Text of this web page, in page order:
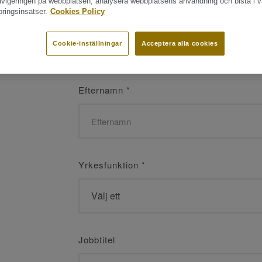
Namn
Efternamn *
Yrkesfunktion *
Jobbtitel
Cookies Policy
Acceptera alla cookies
Cookie-inställningar